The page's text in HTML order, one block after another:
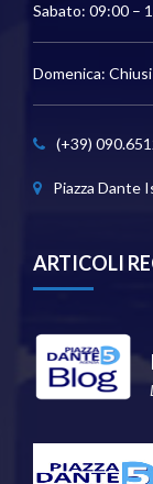
Sabato: 09:00 –
Domenica: Chiusi
(+39)
Piazza Dante
ARTICOLI